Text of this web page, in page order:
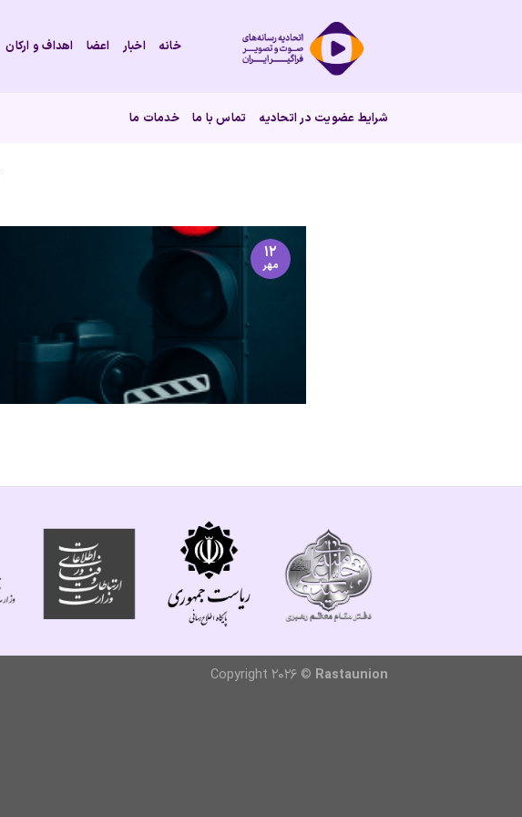
خانه اخبار اعضا اهداف و ارکان
شرایط عضویت در اتحادیه تماس با ما خدمات ما
۱۲
مهر
Copyright 2026 © Rastaunion